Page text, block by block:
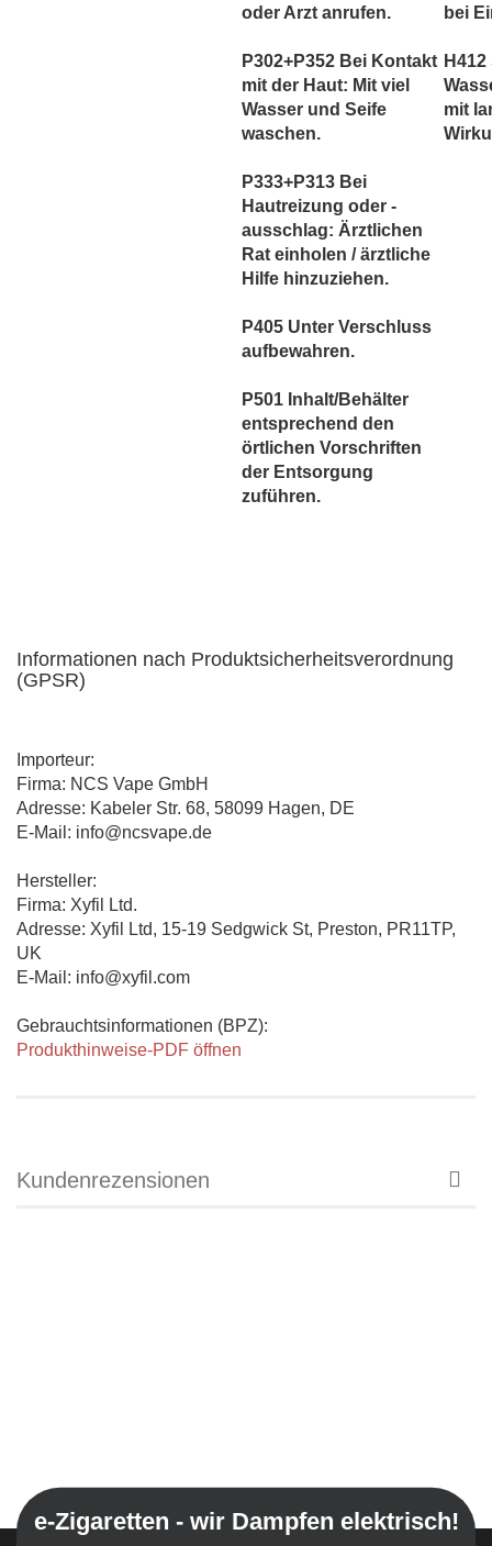
oder Arzt anrufen.
P302+P352 Bei Kontakt
mit der Haut: Mit viel
Wasser und Seife
waschen.
P333+P313 Bei
Hautreizung oder -
ausschlag: Ärztlichen
Rat einholen / ärztliche
Hilfe hinzuziehen.
P405 Unter Verschluss
aufbewahren.
P501 Inhalt/Behälter
entsprechend den
örtlichen Vorschriften
der Entsorgung
zuführen.
bei
mit
Informationen nach Produktsicherheitsverordnung
(GPSR)
Importeur:
Firma: NCS Vape GmbH
Adresse: Kabeler Str. 68, 58099 Hagen, DE
E-Mail: info@ncsvape.de
Hersteller:
Firma: Xyfil Ltd.
Adresse: Xyfil Ltd, 15-19 Sedgwick St, Preston, PR11TP,
UK
E-Mail: info@xyfil.com
Gebrauchtsinformationen (BPZ):
Produkthinweise-PDF öffnen
Kundenrezensionen
e-Zigaretten - wir Dampfen elektrisch!